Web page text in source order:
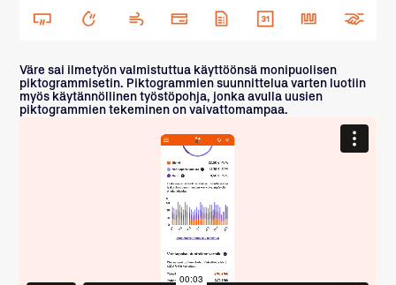
Väre sai ilmetyön valmistuttua käyttöönsä monipuolisen
piktogrammisetin. Piktogrammien suunnittelua varten luotiin
myös käytännöllinen työstöpohja, jonka avulla uusien
piktogrammien tekeminen on vaivattomampaa.